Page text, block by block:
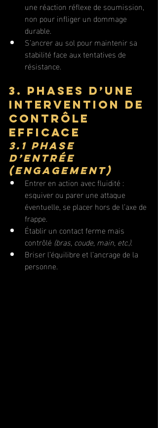
une réaction réflexe de soumission,
non pour infliger un dommage
durable.
S’ancrer au sol pour maintenir sa
stabilité face aux tentatives de
résistance.
3. Phases d’une
intervention de
contrôle
efficace
3.1 Phase
d’entrée
(engagement)
Entrer en action avec fluidité :
esquiver ou parer une attaque
éventuelle, se placer hors de l’axe de
frappe.
Établir un contact ferme mais
contrôlé (bras, coude, main, etc.).
Briser l’équilibre et l’ancrage de la
personne.